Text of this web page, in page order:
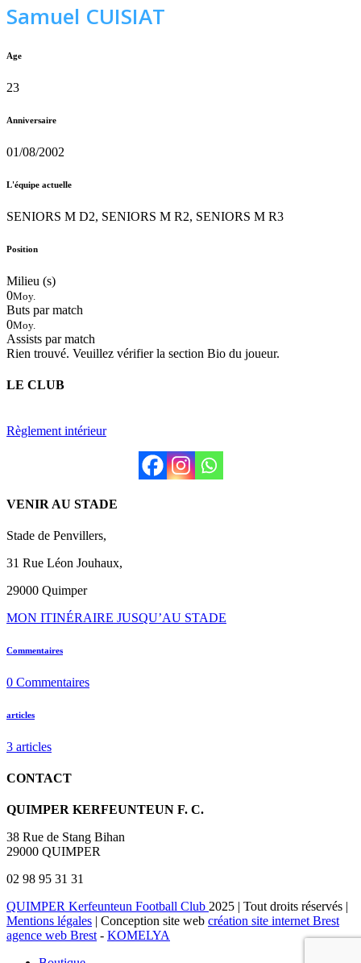
Samuel CUISIAT
Age
23
Anniversaire
01/08/2002
L'équipe actuelle
SENIORS M D2, SENIORS M R2, SENIORS M R3
Position
Milieu (s)
0Moy.
Buts par match
0Moy.
Assists par match
Rien trouvé. Veuillez vérifier la section Bio du joueur.
LE CLUB
Règlement intérieur
VENIR AU STADE
Stade de Penvillers,
31 Rue Léon Jouhaux,
29000 Quimper
MON ITINÉRAIRE JUSQU’AU STADE
Commentaires
0 Commentaires
articles
3 articles
CONTACT
QUIMPER KERFEUNTEUN F. C.
38 Rue de Stang Bihan
29000 QUIMPER
02 98 95 31 31
QUIMPER Kerfeunteun Football Club 2025 | Tout droits réservés |
Mentions légales | Conception site web création site internet Brest
agence web Brest - KOMELYA